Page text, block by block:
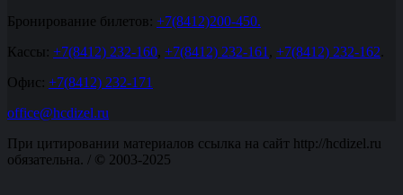
Бронирование билетов: +7(8412)200-450.
Кассы: +7(8412) 232-160, +7(8412) 232-161 , +7(8412) 232-162
Офис: +7(8412) 232-171
office@hcdizel.ru
При цитировании материалов ссылка на сайт http://hcdizel.ru
обязательна. / © 2003-2025